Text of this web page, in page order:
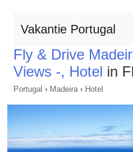
Vakantie Portugal
Fly & Drive
Views -, Hotel in
Portugal › Madeira› Hotel